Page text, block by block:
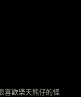
喜歡樂天熊仔的怪